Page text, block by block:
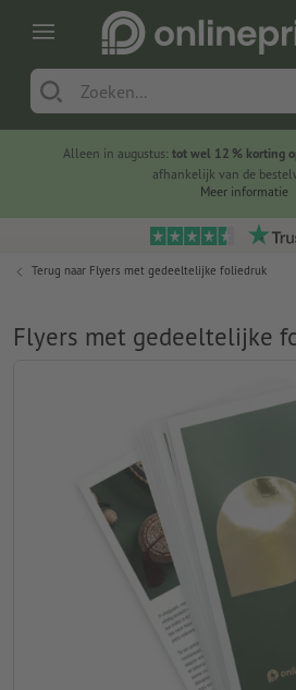
Alleen in augustus: tot wel 12 % korting
afhankelijk van de
Meer informatie
Terug naar Flyers met gedeeltelijke foliedruk
Flyers met gedeeltelijke